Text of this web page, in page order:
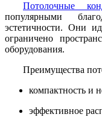
Потолочные
популярными
эстетичности. Они
ограничено
оборудования.
Преимущества
компактность и
эффективное